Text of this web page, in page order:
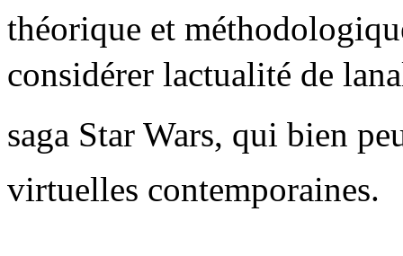
théorique et
considérer lactualité de
saga Star Wars, qui bien
virtuelles contemporaines.